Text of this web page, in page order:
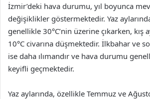
İzmir’deki hava durumu, yıl boyunca
değişiklikler göstermektedir. Yaz
genellikle 30°C’nin üzerine çıkarken, kış
10°C civarına düşmektedir. İlkbahar ve
ise daha ılımandır ve hava durumu
keyifli geçmektedir.
Yaz aylarında, özellikle Temmuz ve